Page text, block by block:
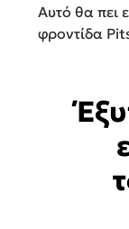
Αυτό θα πει
φροντίδα